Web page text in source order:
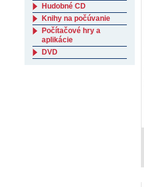
Hudobné CD
Knihy na počúvanie
Počítačové hry a
aplikácie
DVD